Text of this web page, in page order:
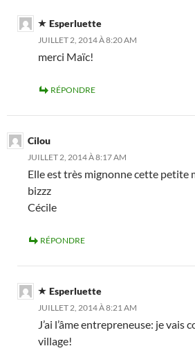
Esperluette
JUILLET 2, 2014 À 8:20 AM
merci Maïc!
RÉPONDRE
Cilou
JUILLET 2, 2014 À 8:17 AM
Elle est très mignonne cette petite
bizzz
Cécile
RÉPONDRE
Esperluette
JUILLET 2, 2014 À 8:21 AM
J’ai l’âme entrepreneuse: je
village!